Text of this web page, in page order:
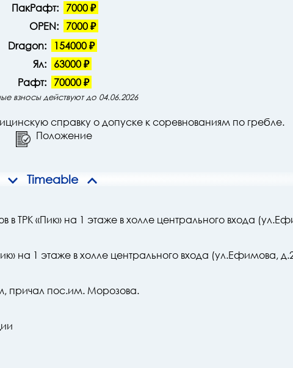
ПакРафт:
7000 ₽
OPEN:
7000 ₽
Dragon:
154000 ₽
Ял:
63000 ₽
Рафт:
70000 ₽
взносы действуют до 04.06.2026
справку о допуске к соревнованиям по гребле.
Положение
Timeable
в ТРК «Пик» на 1 этаже в холле центрального входа
на 1 этаже в холле центрального входа (ул.Ефимова,
причал пос.им. Морозова.